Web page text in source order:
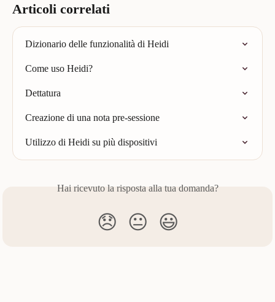
Articoli correlati
Dizionario delle funzionalità di Heidi
Come uso Heidi?
Dettatura
Creazione di una nota pre-sessione
Utilizzo di Heidi su più dispositivi
Hai ricevuto la risposta alla tua domanda?
😞 😐 😃